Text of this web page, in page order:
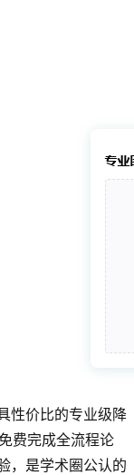
性价比的专业级降
费完成全流程论
，是学术圈公认的